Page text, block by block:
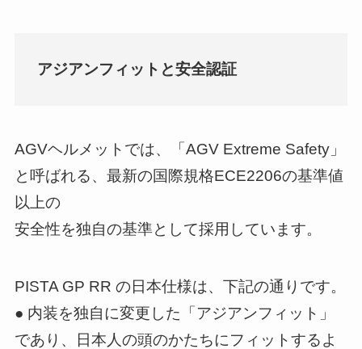
アジアンフィットと安全認証
AGVヘルメットでは、「AGV Extreme Safety」
と呼ばれる、最新の国際規格ECE2206の基準値
以上の
安全性を独自の基準として採用しています。
PISTA GP RR の日本仕様は、下記の通りです。
● 内装を独自に変更した「アジアンフィット」
であり、日本人の頭のかたちにフィットするよ